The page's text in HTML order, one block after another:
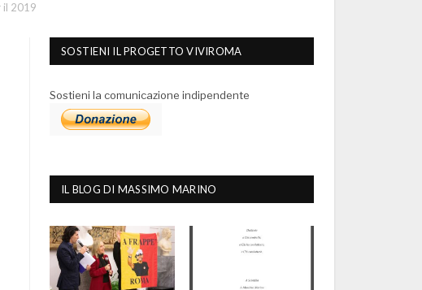
il 2019
SOSTIENI IL PROGETTO VIVIROMA
Sostieni la comunicazione indipendente
IL BLOG DI MASSIMO MARINO